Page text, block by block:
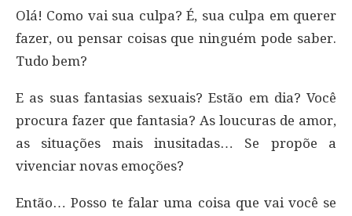
Olá! Como vai sua culpa? É, sua culpa em querer
fazer, ou pensar coisas que ninguém pode saber.
Tudo bem?
E as suas fantasias sexuais? Estão em dia? Você
procura fazer que fantasia? As loucuras de amor,
as situações mais inusitadas… Se propõe a
vivenciar novas emoções?
Então… Posso te falar uma coisa que vai você se